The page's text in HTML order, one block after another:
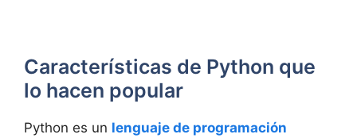
Características de Python que
lo hacen popular
Python es un lenguaje de programación